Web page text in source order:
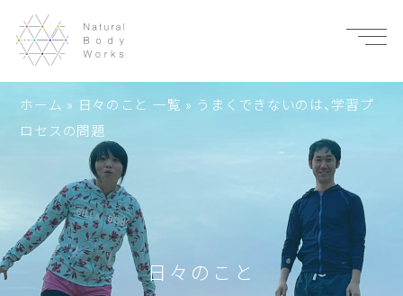
ホーム » 日々のこと 一覧 » うまくできないのは、学習プ
ロセスの問題
日々のこと